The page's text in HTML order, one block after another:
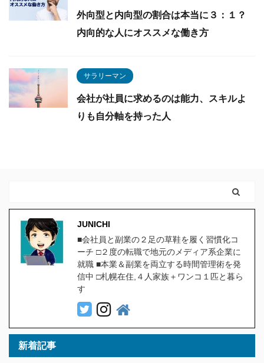
外向型と内向型の割合は本当に３：１？
内向的な人にオススメな働き方
サラリーマン
会社が社員に求めるのは能力、スキルよ
りも自分軸を持った人
JUNICHI
■会社員と副業の２足の草鞋を履く習慣化コ
ーチ □２度の転職で地元のメディア系企業に
就職 ■本業＆副業を両立する時間管理術を発
信中 □札幌在住,４人家族＋ワンコ１匹と暮ら
す
新着記事